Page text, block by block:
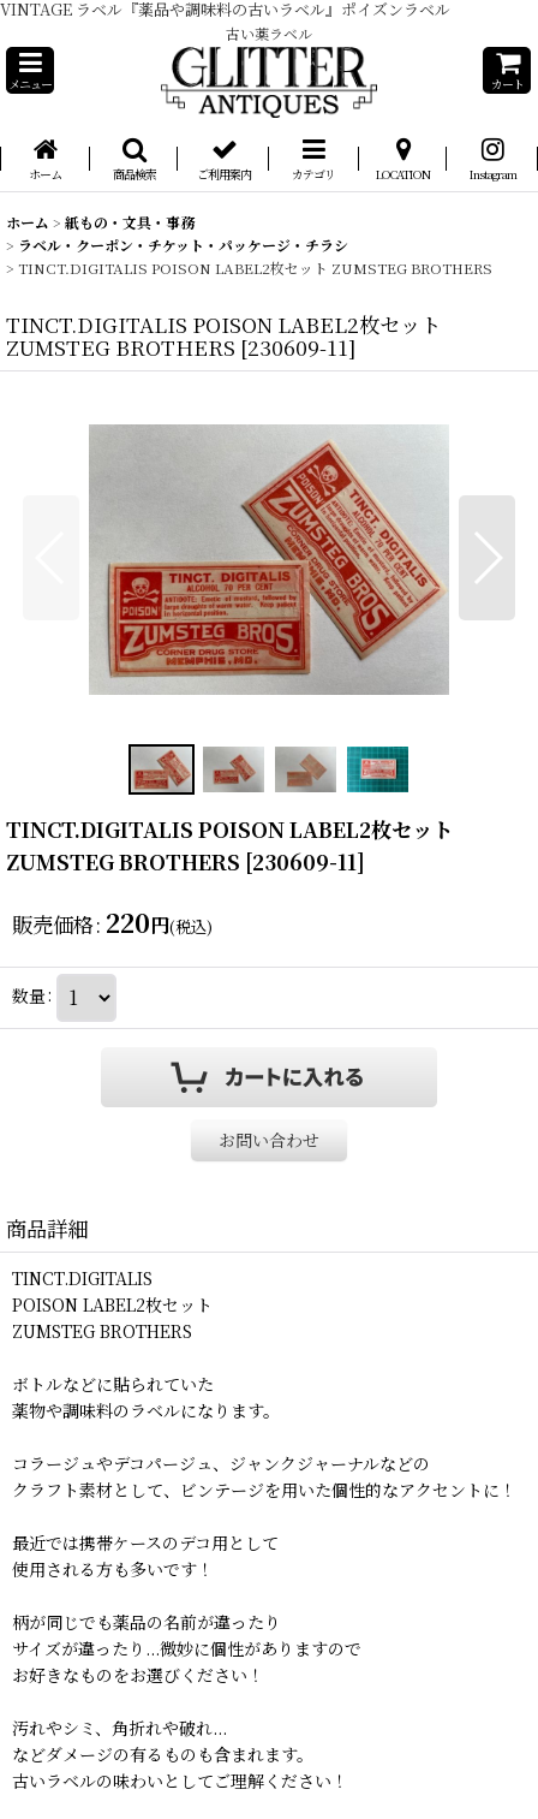
VINTAGE ラベル『薬品や調味料の古いラベル』ポイズンラベル
古い薬ラベル
メニュー カート
ホーム 商品検索 ご利用案内 カテゴリ LOCATION Instagram
ホーム > 紙もの・文具・事務
> ラベル・クーポン・チケット・パッケージ・チラシ
> TINCT.DIGITALIS POISON LABEL2枚セット ZUMSTEG BROTHERS
TINCT.DIGITALIS POISON LABEL2枚セット
ZUMSTEG BROTHERS [230609-11]
TINCT.DIGITALIS POISON LABEL2枚セット
ZUMSTEG BROTHERS [230609-11]
販売価格: 220円(税込)
数量:
お問い合わせ
商品詳細
TINCT.DIGITALIS
POISON LABEL2枚セット
ZUMSTEG BROTHERS
ボトルなどに貼られていた
薬物や調味料のラベルになります。
コラージュやデコパージュ、ジャンクジャーナルなどの
クラフト素材として、ビンテージを用いた個性的なアクセントに！
最近では携帯ケースのデコ用として
使用される方も多いです！
柄が同じでも薬品の名前が違ったり
サイズが違ったり...微妙に個性がありますので
お好きなものをお選びください！
汚れやシミ、角折れや破れ...
などダメージの有るものも含まれます。
古いラベルの味わいとしてご理解ください！